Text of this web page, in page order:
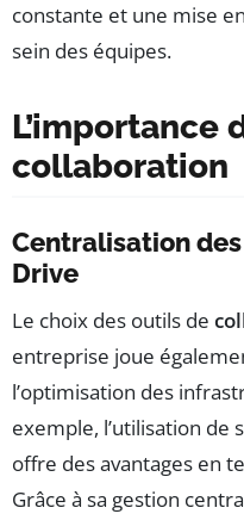
constante et une mise
sein des équipes.
L’importance
collaboration
Centralisation
Drive
Le choix des outils de
entreprise joue
l’optimisation des
exemple, l’utilisation de
offre des avantages en
Grâce à sa gestion